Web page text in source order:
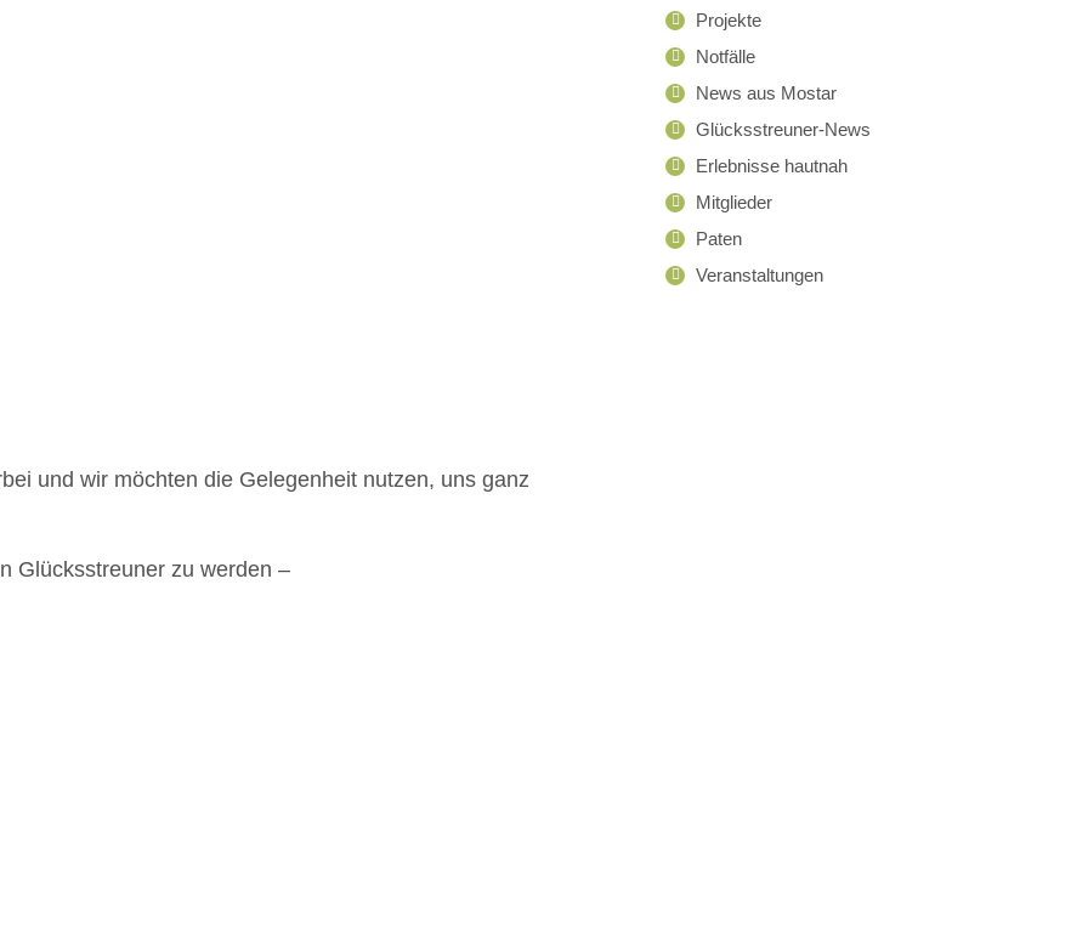
und wir möchten die Gelegenheit nutzen, uns ganz
Glücksstreuner zu werden –
Projekte
Notfälle
News aus Mostar
Glücksstreuner-News
Erlebnisse hautnah
Mitglieder
Paten
Veranstaltungen